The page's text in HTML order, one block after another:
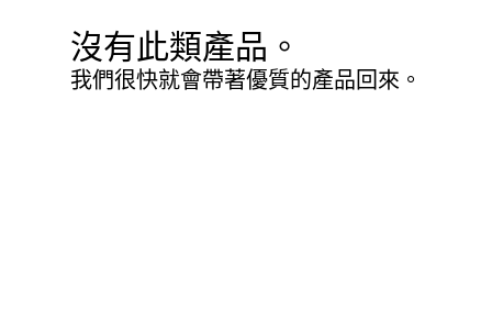
沒有此類產品。
我們很快就會帶著優質的產品回來。